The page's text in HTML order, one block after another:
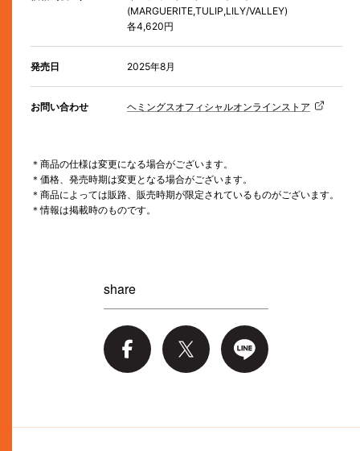
(MARGUERITE,TULIP,LILY/VALLEY)
各4,620円
発売日 2025年8月
お問い合わせ ヘミングスオフィシャルオンラインストア
＊商品の仕様は変更になる場合がございます。
＊価格、発売時期は変更となる場合がございます。
＊商品によっては販路、販売時期が限定されているものがございます。
＊情報は掲載時のものです。
share